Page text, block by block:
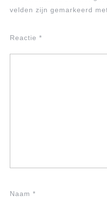
velden zijn gemarkeerd
Reactie *
Naam *